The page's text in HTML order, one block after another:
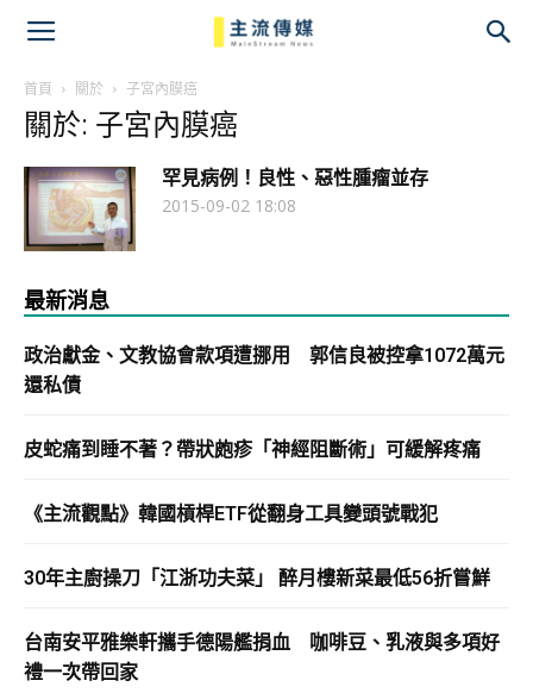
首頁 關於 子宮內膜癌
關於: 子宮內膜癌
罕見病例！良性、惡性腫瘤並存
2015-09-02 18:08
最新消息
政治獻金、文教協會款項遭挪用 郭信良被控拿1072萬元
還私債
皮蛇痛到睡不著？帶狀皰疹「神經阻斷術」可緩解疼痛
《主流觀點》韓國槓桿ETF從翻身工具變頭號戰犯
30年主廚操刀「江浙功夫菜」 醉月樓新菜最低56折嘗鮮
台南安平雅樂軒攜手德陽艦捐血 咖啡豆、乳液與多項好
禮一次帶回家